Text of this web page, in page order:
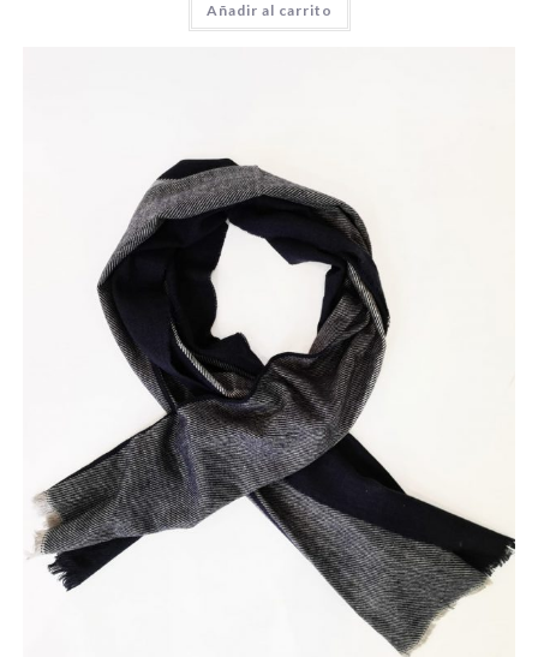
Añadir al carrito